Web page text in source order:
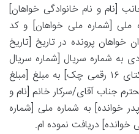
[نام و نام خانوادگی خواهان]
ملی [شماره ملی خواهان] و کد
پرونده در تاریخ [تاریخ
شماره سریال [شماره سریال
چک] و شناسه یکتای [شناسه یکتای ۱۶ رقمی چک] به مبلغ [مبلغ
جناب آقای/سرکار خانم [نام و
خوانده] به شماره ملی [شماره
دریافت نموده ام.